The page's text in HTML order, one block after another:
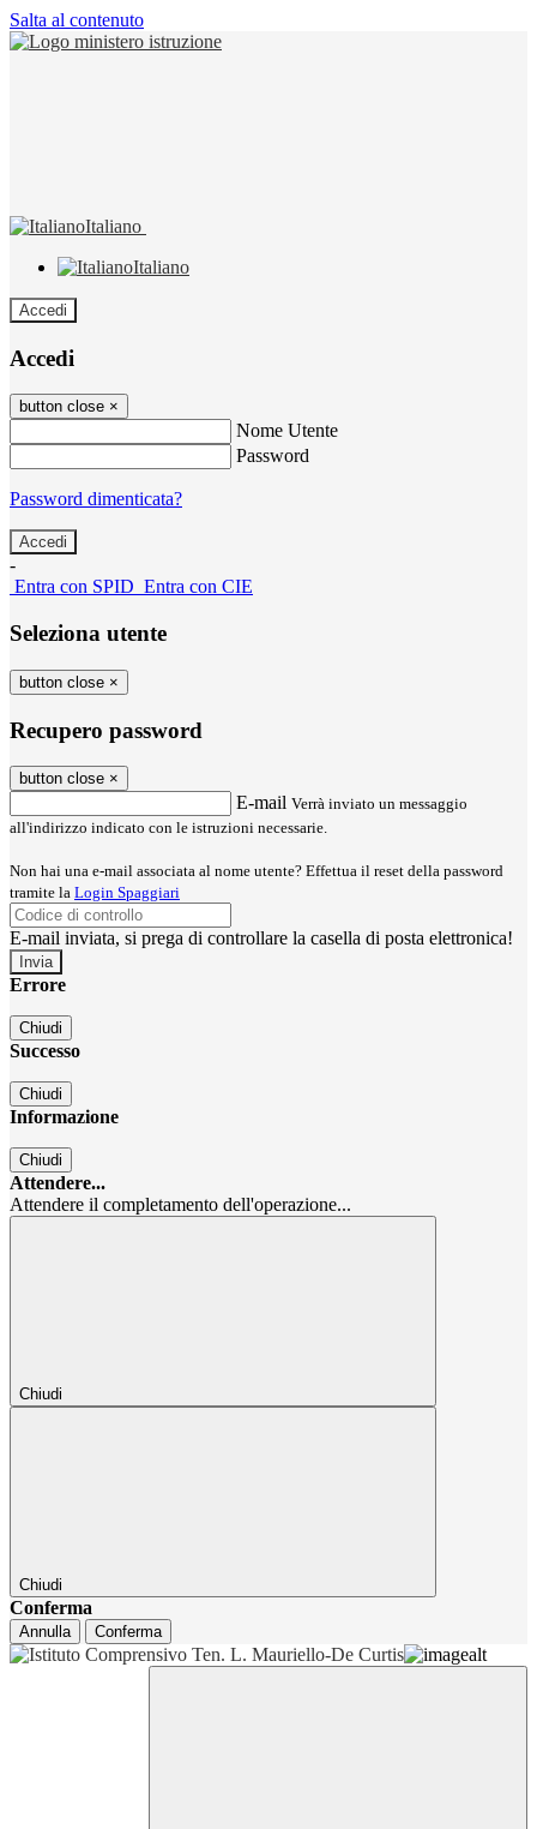
Salta al contenuto
Italiano
Italiano
Accedi
Accedi
button close ×
Nome Utente
Password
Password dimenticata?
-
Entra con SPID Entra con CIE
Seleziona utente
button close ×
Recupero password
button close ×
E-mail Verrà inviato un messaggio
all'indirizzo indicato con le istruzioni necessarie.
Non hai una e-mail associata al nome utente? Effettua il reset della password
tramite la Login Spaggiari
E-mail inviata, si prega di controllare la casella di posta elettronica!
Errore
Chiudi
Successo
Chiudi
Informazione
Chiudi
Attendere...
Attendere il completamento dell'operazione...
Chiudi
Chiudi
Conferma
Annulla Conferma